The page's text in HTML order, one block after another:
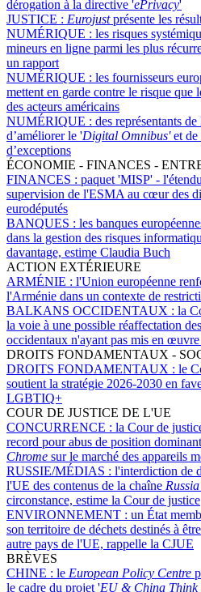
dérogation à la directive 'ePrivacy'
JUSTICE : Eurojustprésente les
NUMÉRIQUE : les risques
mineurs en ligne parmi les plus
un rapport
NUMÉRIQUE : les fournisseurs
mettent en garde contre le risque que
des acteurs américains
NUMÉRIQUE : des représentants
d’améliorer le 'Digital Omnibus'et de
d’exceptions
ÉCONOMIE - FINANCES -
FINANCES : paquet 'MISP' -
supervision de l'ESMA au cœur des
eurodéputés
BANQUES : les banques
dans la gestion des risques
davantage, estime Claudia Buch
ACTION EXTÉRIEURE
ARMÉNIE : l'Union européenne
l'Arménie dans un contexte de
BALKANS OCCIDENTAUX : la
la voie à une possible réaffectation
occidentaux n'ayant pas mis en
DROITS FONDAMENTAUX -
DROITS FONDAMENTAUX : le
soutient la stratégie 2026-2030 en
LGBTIQ+
COUR DE JUSTICE DE L'UE
CONCURRENCE : la Cour de
record pour abus de position
Chrome sur le marché des appareils
RUSSIE/MÉDIAS : l'interdiction de
l'UE des contenus de la chaîne
circonstance, estime la Cour de justice
ENVIRONNEMENT : un État
son territoire de déchets destinés à
autre pays de l'UE, rappelle la CJUE
BRÈVES
CHINE : le European Policy Centre
le cadre du projet 'EU & China Think